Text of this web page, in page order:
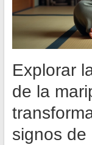
Explorar
de la
signos de